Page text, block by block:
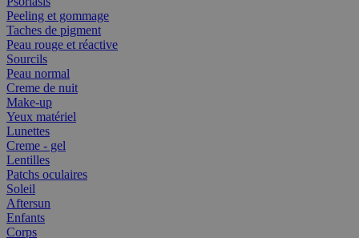
Peeling et gommage
Taches de pigment
Peau rouge et réactive
Sourcils
Peau normal
Creme de nuit
Make-up
Yeux matériel
Lunettes
Creme - gel
Lentilles
Patchs oculaires
Soleil
Aftersun
Enfants
Corps